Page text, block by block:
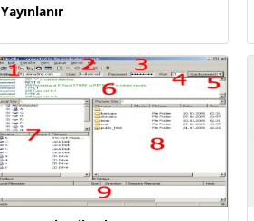
Yayınlanır